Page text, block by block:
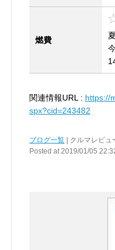
燃費
関連情報URL : https://
spx?cid=243482
ブログ一覧 | クルマレビュ
Posted at 2019/01/05